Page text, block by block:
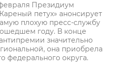
Президиум
петух» анонсирует
плохую пресс-службу
году. В конце
значительно
она приобрела
федерального округа.